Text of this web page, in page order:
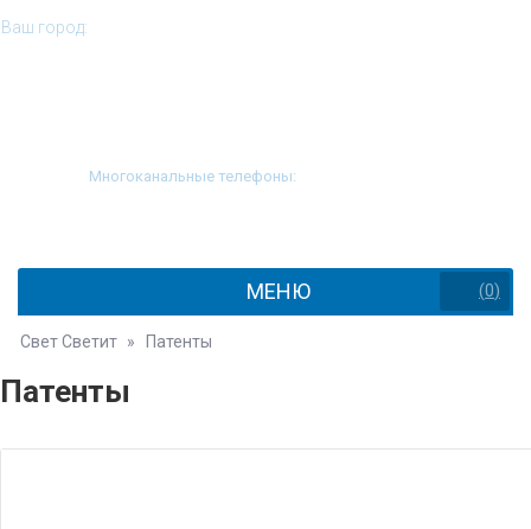
Ваш город:
Многоканальные телефоны:
МЕНЮ (0)
Свет Светит » Патенты
Патенты